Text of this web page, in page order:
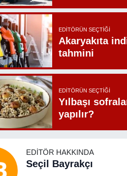
EDITÖRÜN SEÇTIĞI
Akaryakıta
tahmini
EDITÖRÜN SEÇTIĞI
Yılbaşı
yapılır?
EDITÖR HAKKINDA
Seçil Bayrakçı